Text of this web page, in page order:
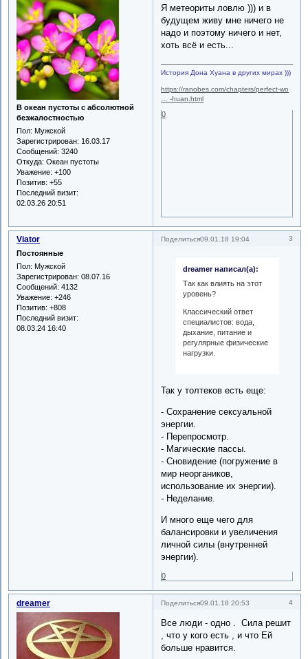
В океан пустоты с абсолютной
безжалостностью
Пол: Мужской
Зарегистрирован: 16.03.17
Сообщений: 3240
Откуда: Океан пустоты
Уважение: +100
Позитив: +55
Последний визит:
02.03.26 20:51
Я метеориты ловлю ))) и в
будущем живу мне ничего не
надо и поэтому ничего и нет,
хоть всё и есть...
История Дона Хуана в других мирах )))
https://ranobes.com/chapters/perfect-wo
… -huan.html
0
Поделиться 3
09.01.18 19:04
Viator
Постоянные
Пол: Мужской
Зарегистрирован: 08.07.16
Сообщений: 4132
Уважение: +246
Позитив: +808
Последний визит:
08.03.24 16:40
dreamer написал(а):
Так как влиять на этот
уровень?
Классический ответ
специалистов: вода,
дыхание, питание и
регулярные физические
нагрузки.
Так у толтеков есть еще:
- Сохранение сексуальной
энергии.
- Перепросмотр.
- Магические пассы.
- Сновидение (погружение в
мир неоргаников,
использование их энергии).
- Неделание.
И много еще чего для
балансировки и увеличения
личной силы (внутренней
энергии).
0
Поделиться 4
09.01.18 20:53
dreamer
Все люди - одно . Сила решит
, что у кого есть , и что Ей
больше нравится.